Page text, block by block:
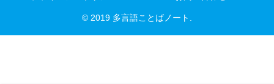
© 2019 多言語ことばノート.